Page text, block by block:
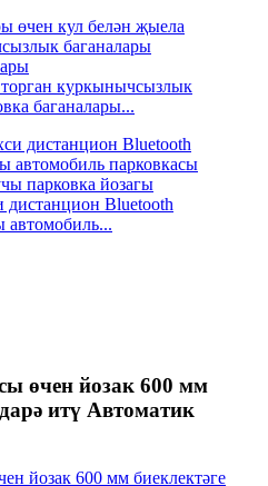
куркынычсызлык
баганалары...
дистанцион Bluetooth
автомобиль...
өчен йозак 600 мм
итү Автоматик